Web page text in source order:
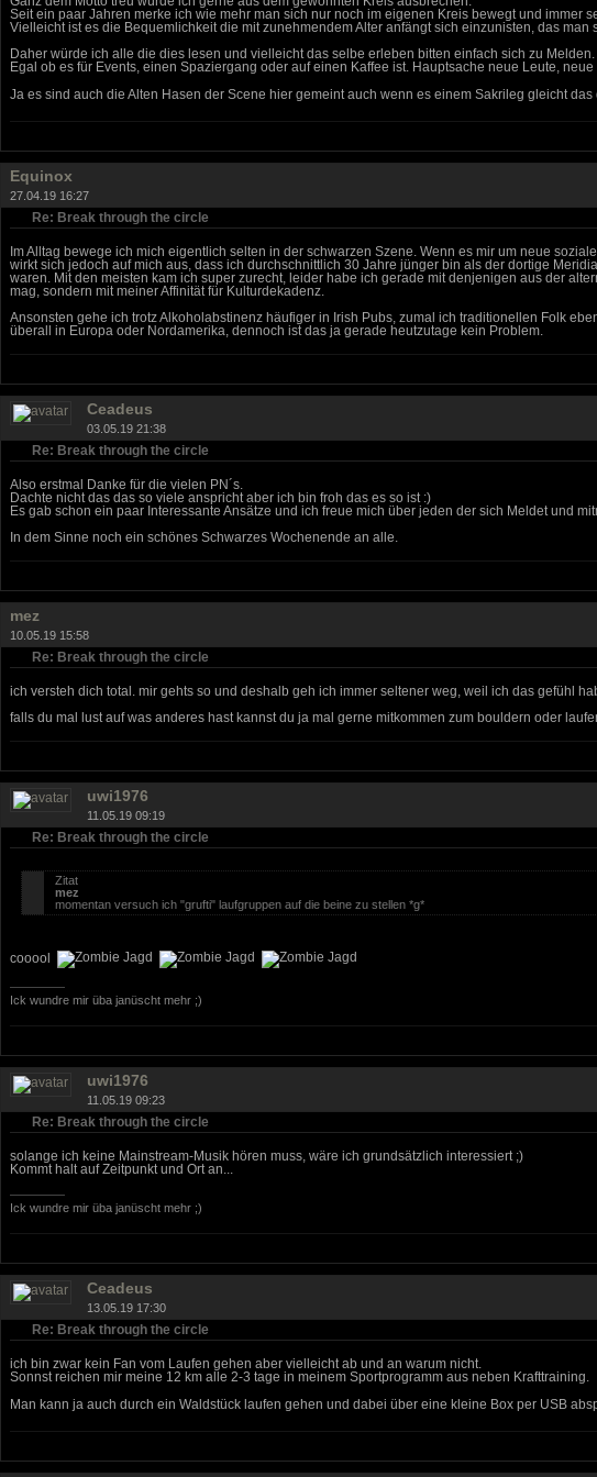
Seit ein paar Jahren merke ich wie mehr man sich nur noch im eigenen Kreis bewegt und immer
Vielleicht ist es die Bequemlichkeit die mit zunehmendem Alter anfängt sich einzunisten, das
Daher würde ich alle die dies lesen und vielleicht das selbe erleben bitten einfach sich zu Melden.
Egal ob es für Events, einen Spaziergang oder auf einen Kaffee ist. Hauptsache neue Leute,
Ja es sind auch die Alten Hasen der Scene hier gemeint auch wenn es einem Sakrileg gleicht
Equinox
27.04.19 16:27
Re: Break through the circle
Im Alltag bewege ich mich eigentlich selten in der schwarzen Szene. Wenn es mir um neue
wirkt sich jedoch auf mich aus, dass ich durchschnittlich 30 Jahre jünger bin als der dortige
waren. Mit den meisten kam ich super zurecht, leider habe ich gerade mit denjenigen aus der
mag, sondern mit meiner Affinität für Kulturdekadenz.
Ansonsten gehe ich trotz Alkoholabstinenz häufiger in Irish Pubs, zumal ich traditionellen Folk
überall in Europa oder Nordamerika, dennoch ist das ja gerade heutzutage kein Problem.
Ceadeus
03.05.19 21:38
Re: Break through the circle
Also erstmal Danke für die vielen PN´s.
Dachte nicht das das so viele anspricht aber ich bin froh das es so ist :)
Es gab schon ein paar Interessante Ansätze und ich freue mich über jeden der sich Meldet und
In dem Sinne noch ein schönes Schwarzes Wochenende an alle.
mez
10.05.19 15:58
Re: Break through the circle
ich versteh dich total. mir gehts so und deshalb geh ich immer seltener weg, weil ich das gefühl
falls du mal lust auf was anderes hast kannst du ja mal gerne mitkommen zum bouldern oder
uwi1976
11.05.19 09:19
Re: Break through the circle
Zitat
mez
momentan versuch ich "grufti" laufgruppen auf die beine zu stellen *g*
cooool
Ick wundre mir üba janüscht mehr ;)
uwi1976
11.05.19 09:23
Re: Break through the circle
solange ich keine Mainstream-Musik hören muss, wäre ich grundsätzlich interessiert ;)
Kommt halt auf Zeitpunkt und Ort an...
Ick wundre mir üba janüscht mehr ;)
Ceadeus
13.05.19 17:30
Re: Break through the circle
ich bin zwar kein Fan vom Laufen gehen aber vielleicht ab und an warum nicht.
Sonnst reichen mir meine 12 km alle 2-3 tage in meinem Sportprogramm aus neben Krafttraining.
Man kann ja auch durch ein Waldstück laufen gehen und dabei über eine kleine Box per USB